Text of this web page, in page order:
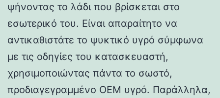
ψήνοντας το λάδι που βρίσκεται στο
εσωτερικό του. Είναι απαραίτητο να
αντικαθιστάτε το ψυκτικό υγρό σύμφωνα
με τις οδηγίες του κατασκευαστή,
χρησιμοποιώντας πάντα το σωστό,
προδιαγεγραμμένο OEM υγρό. Παράλληλα,